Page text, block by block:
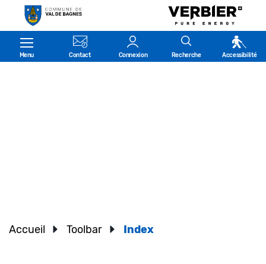
Kopfzeile
Menu Contact Connexion Recherche Accessibilité
Accueil Toolbar Index